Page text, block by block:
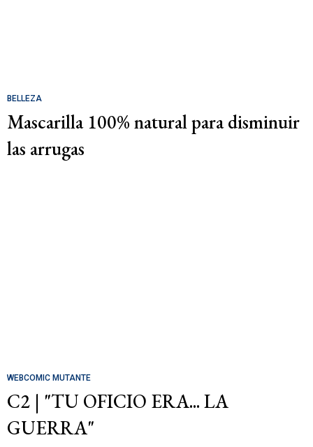
BELLEZA
Mascarilla 100% natural para disminuir
las arrugas
WEBCOMIC MUTANTE
C2 | "TU OFICIO ERA... LA
GUERRA"